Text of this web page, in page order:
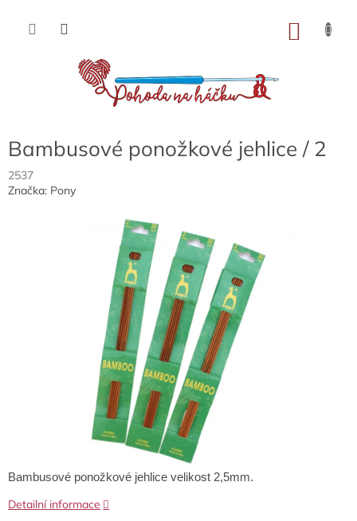
obsah
Bambusové ponožkové jehlice / 2
2537
Značka: Pony
Bambusové ponožkové jehlice velikost 2,5mm.
Detailní informace